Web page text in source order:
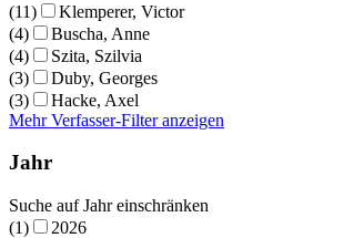
(11)
Klemperer, Victor
(4)
Buscha, Anne
(4)
Szita, Szilvia
(3)
Duby, Georges
(3)
Hacke, Axel
Mehr Verfasser-Filter anzeigen
Jahr
Suche auf Jahr einschränken
(1)
2026